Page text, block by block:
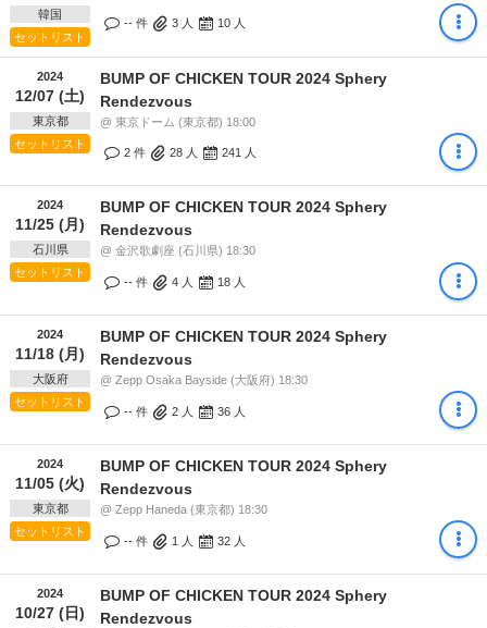
韓国
セットリスト
-- 件 3 人 10 人
2024
12/07 (土)
東京都
セットリスト
BUMP OF CHICKEN TOUR 2024 Sphery
Rendezvous
@ 東京ドーム (東京都) 18:00
2 件 28 人 241 人
2024
11/25 (月)
石川県
セットリスト
BUMP OF CHICKEN TOUR 2024 Sphery
Rendezvous
@ 金沢歌劇座 (石川県) 18:30
-- 件 4 人 18 人
2024
11/18 (月)
大阪府
セットリスト
BUMP OF CHICKEN TOUR 2024 Sphery
Rendezvous
@ Zepp Osaka Bayside (大阪府) 18:30
-- 件 2 人 36 人
2024
11/05 (火)
東京都
セットリスト
BUMP OF CHICKEN TOUR 2024 Sphery
Rendezvous
@ Zepp Haneda (東京都) 18:30
-- 件 1 人 32 人
2024
10/27 (日)
BUMP OF CHICKEN TOUR 2024 Sphery
Rendezvous